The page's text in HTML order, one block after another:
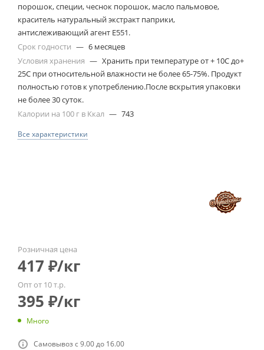
порошок, специи, чеснок порошок, масло пальмовое,
краситель натуральный экстракт паприки,
антислеживающий агент Е551.
Срок годности — 6 месяцев
Условия хранения — Хранить при температуре от + 10С до+
25С при относительной влажности не более 65-75%. Продукт
полностью готов к употреблению.После вскрытия упаковки
не более 30 суток.
Калории на 100 г в Ккал — 743
Все характеристики
Розничная цена
417 ₽/кг
Опт от 10 т.р.
395 ₽/кг
Много
Самовывоз с 9.00 до 16.00